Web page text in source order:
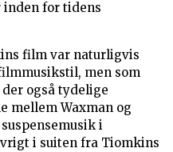
inden for tidens
film var naturligvis
men som
også tydelige
mellem Waxman og
i
i suiten fra Tiomkins